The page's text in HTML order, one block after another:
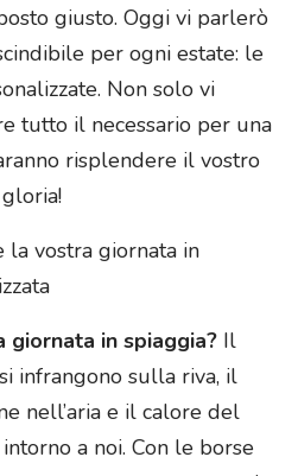
giusto. Oggi vi parlerò
per ogni estate: le
Non solo vi
tutto il necessario per una
risplendere il vostro
la vostra giornata in
giornata in spiaggia? Il
infrangono sulla riva, il
nell’aria e il calore del
a noi. Con le borse